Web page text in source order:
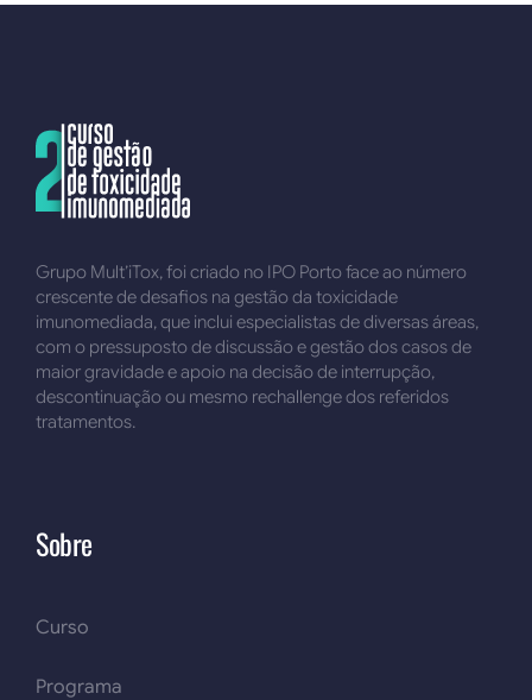
Grupo Mult’iTox, foi criado no IPO Porto face ao número
crescente de desafios na gestão da toxicidade
imunomediada, que inclui especialistas de diversas áreas,
com o pressuposto de discussão e gestão dos casos de
maior gravidade e apoio na decisão de interrupção,
descontinuação ou mesmo rechallenge dos referidos
tratamentos.
Sobre
Curso
Programa